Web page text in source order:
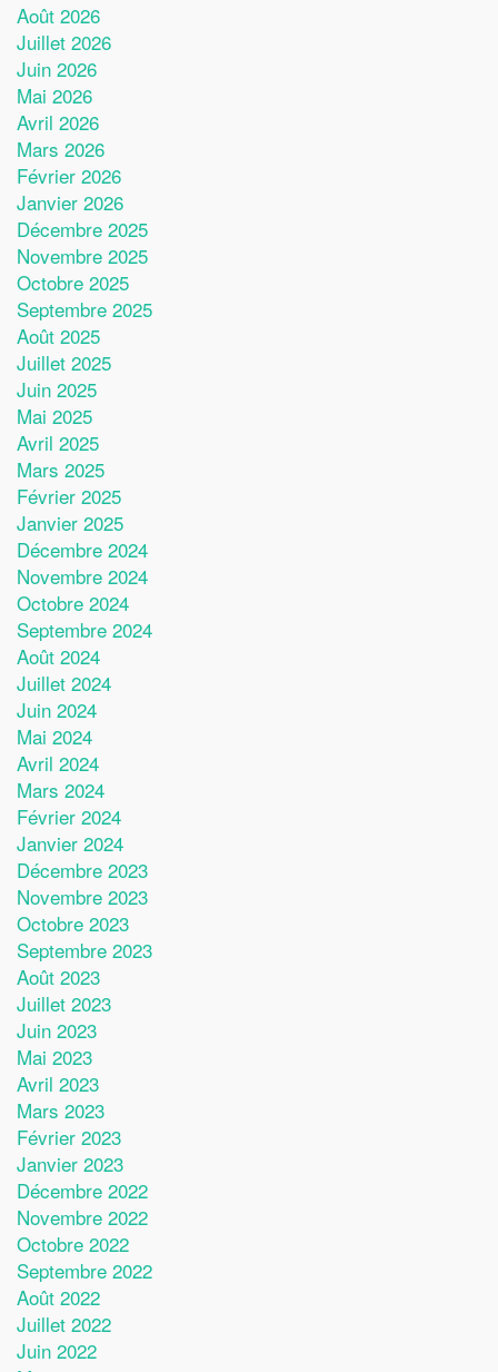
Août 2026
Juillet 2026
Juin 2026
Mai 2026
Avril 2026
Mars 2026
Février 2026
Janvier 2026
Décembre 2025
Novembre 2025
Octobre 2025
Septembre 2025
Août 2025
Juillet 2025
Juin 2025
Mai 2025
Avril 2025
Mars 2025
Février 2025
Janvier 2025
Décembre 2024
Novembre 2024
Octobre 2024
Septembre 2024
Août 2024
Juillet 2024
Juin 2024
Mai 2024
Avril 2024
Mars 2024
Février 2024
Janvier 2024
Décembre 2023
Novembre 2023
Octobre 2023
Septembre 2023
Août 2023
Juillet 2023
Juin 2023
Mai 2023
Avril 2023
Mars 2023
Février 2023
Janvier 2023
Décembre 2022
Novembre 2022
Octobre 2022
Septembre 2022
Août 2022
Juillet 2022
Juin 2022